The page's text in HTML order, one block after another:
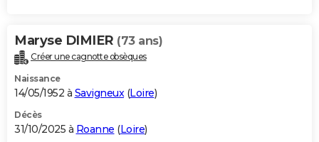
Maryse DIMIER (73 ans)
Créer une cagnotte obsèques
Naissance
14/05/1952 à Savigneux(Loire)
Décès
31/10/2025 à Roanne (Loire)